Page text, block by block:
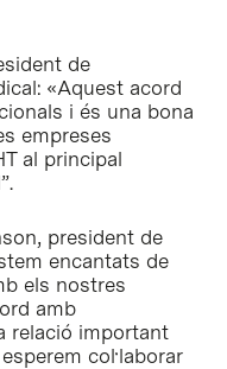
de
«Aquest acord
i és una bona
empreses
al principal
president de
encantats de
els nostres
amb
relació important
col·laborar